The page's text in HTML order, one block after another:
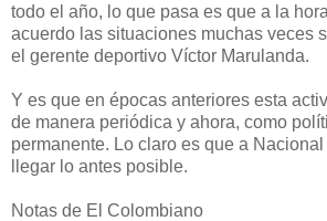
todo el año, lo que pasa es que a la
acuerdo las situaciones muchas veces
el gerente deportivo Víctor Marulanda.
Y es que en épocas anteriores esta
de manera periódica y ahora, como
permanente. Lo claro es que a
llegar lo antes posible.
Notas de El Colombiano